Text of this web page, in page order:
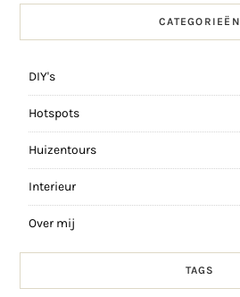
CATEGORIEËN
DIY's
Hotspots
Huizentours
Interieur
Over mij
TAGS